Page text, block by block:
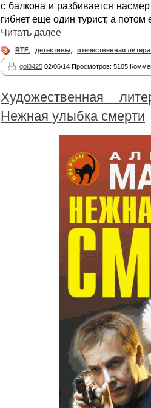
с балкона и разбивается
гибнет еще один турист, а
Читать далее
RTF детективы отечественная
gol8425 02/06/14 Просмотров: 5105
Художественная
Нежная улыбка смерти